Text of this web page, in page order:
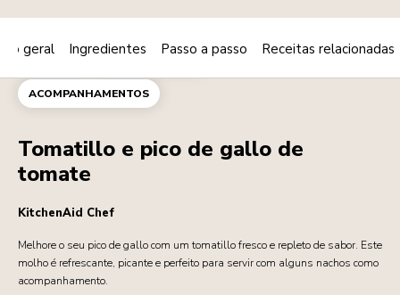
MOLHOS PRATO PRINCIPAL
ACOMPANHAMENTOS
Print
Tomatillo e pico de gallo de
tomate
KitchenAid Chef
Melhore o seu pico de gallo com um tomatillo fresco e repleto de sabor. Este
molho é refrescante, picante e perfeito para servir com alguns nachos como
acompanhamento.
geral Ingredientes Passo a passo Receitas relacionadas